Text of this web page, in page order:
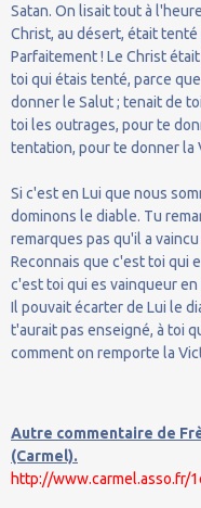
Satan. On lisait tout à
Christ, au désert, était tenté
Parfaitement ! Le Christ
toi qui étais tenté, parce
donner le Salut ; tenait de
toi les outrages, pour te
tentation, pour te donner la
Si c'est en Lui que nous
dominons le diable. Tu
remarques pas qu'il a vaincu
Reconnais que c'est toi qui
c'est toi qui es vainqueur en
Il pouvait écarter de Lui le
t'aurait pas enseigné, à toi
comment on remporte la
Autre commentaire de
(Carmel).
http://www.carmel.asso.fr/